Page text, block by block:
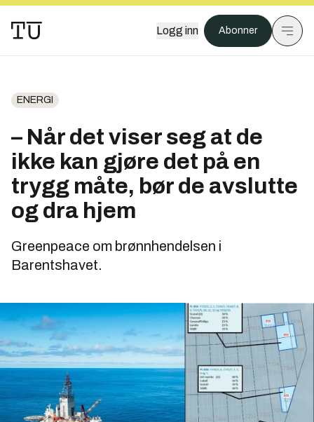
Logg inn Abonner
ENERGI
– Når det viser seg at de
ikke kan gjøre det på en
trygg måte, bør de avslutte
og dra hjem
Greenpeace om brønnhendelsen i
Barentshavet.